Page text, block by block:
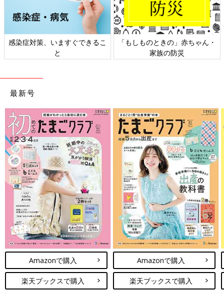
感染症対策、いますぐできるこ
と
「もしものときの」赤ちゃん・
家族の防災
最新号
Amazonで購入
楽天ブックスで購入
Amazonで購入
楽天ブックスで購入